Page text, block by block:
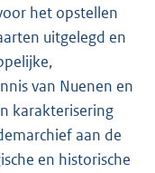
het opstellen
uitgelegd en
van Nuenen en
karakterisering
aan de
en historische